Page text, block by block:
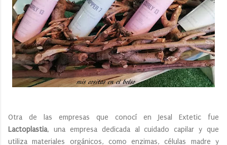
Otra de las empresas que conocí en Jesal Extetic fue
Lactoplastia, una empresa dedicada al cuidado capilar y que
utiliza materiales orgánicos, como enzimas, células madre y